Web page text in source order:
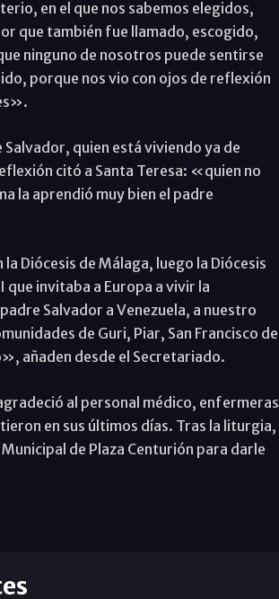
en el que nos sabemos elegidos,
que también fue llamado, escogido,
ninguno de nosotros puede sentirse
porque nos vio con ojos de reflexión
quien está viviendo ya de
citó a Santa Teresa: «quien no
la aprendió muy bien el padre
Diócesis de Málaga, luego la Diócesis
que invitaba a Europa a vivir la
Salvador a Venezuela, a nuestro
de Guri, Piar, San Francisco de
añaden desde el Secretariado.
al personal médico, enfermeras
en sus últimos días. Tras la liturgia,
de Plaza Centurión para darle